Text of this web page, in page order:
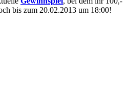
bis zum 20.02.2013 um 18:00!